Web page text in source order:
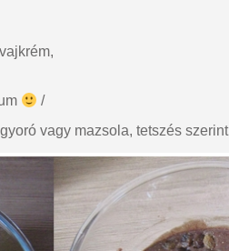
/
vagy mazsola, tetszés